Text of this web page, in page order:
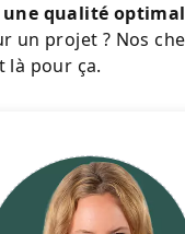
qualité
un projet ? Nos
là pour ça.